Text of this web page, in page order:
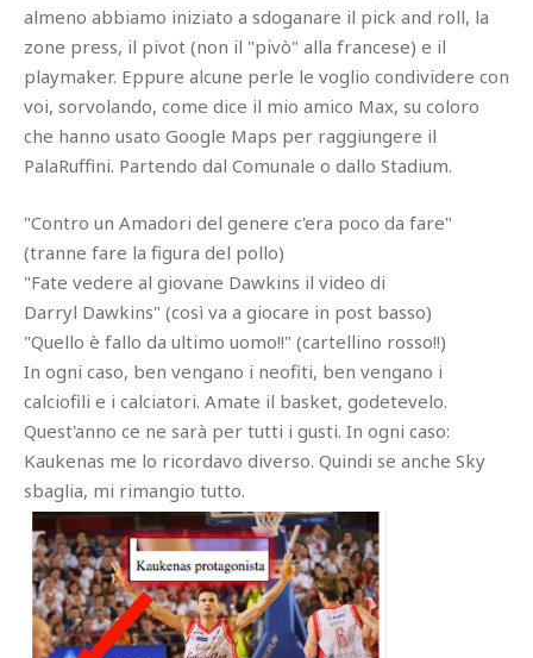
almeno abbiamo iniziato a sdoganare il pick and roll, la
zone press, il pivot (non il "pivò" alla francese) e il
playmaker. Eppure alcune perle le voglio condividere con
voi, sorvolando, come dice il mio amico Max, su coloro
che hanno usato Google Maps per raggiungere il
PalaRuffini. Partendo dal Comunale o dallo Stadium.
"Contro un Amadori del genere c'era poco da fare"
(tranne fare la figura del pollo)
"Fate vedere al giovane Dawkins il video di
Darryl Dawkins" (così va a giocare in post basso)
"Quello è fallo da ultimo uomo!!" (cartellino rosso!!)
In ogni caso, ben vengano i neofiti, ben vengano i
calciofili e i calciatori. Amate il basket, godetevelo.
Quest'anno ce ne sarà per tutti i gusti. In ogni caso:
Kaukenas me lo ricordavo diverso. Quindi se anche Sky
sbaglia, mi rimangio tutto.